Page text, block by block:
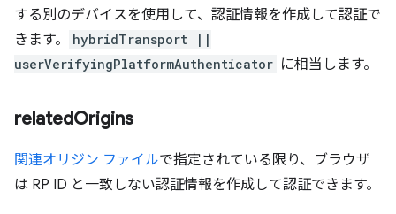
する別のデバイスを使用して、認証情報を作成して認証で
きます。
hybridTransport ||
userVerifyingPlatformAuthenticator に相当します。
relatedOrigins
関連オリジン ファイルで指定されている限り、ブラウザ
は RP ID と一致しない認証情報を作成して認証できます。